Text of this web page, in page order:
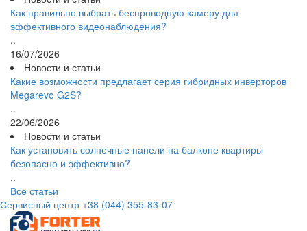
Как правильно выбрать беспроводную камеру для
эффективного видеонаблюдения?
..
16/07/2026
Новости и статьи
Какие возможности предлагает серия гибридных инверторов
Megarevo G2S?
..
22/06/2026
Новости и статьи
Как установить солнечные панели на балконе квартиры
безопасно и эффективно?
..
Все статьи
Сервисный центр +38 (044) 355-83-07